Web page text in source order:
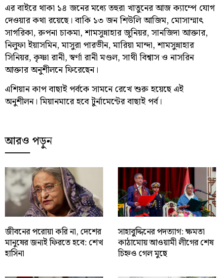
এর বাইরে থাকা ১৪ জনের মধ্যে তহুরা খাতুনের আজ ক্যাম্পে যোগ
দেওয়ার কথা রয়েছে। বাকি ১৩ জন শিউলি আজিম, মোসাম্মাৎ
সাগরিকা, রুপনা চাকমা, শামসুন্নাহার জুনিয়র, সানজিদা আক্তার,
নিলুফা ইয়াসমিন, মাসুরা পারভীন, মারিয়া মান্দা, শামসুন্নাহার
সিনিয়র, কৃষ্ণা রানী, স্বর্ণা রানী মণ্ডল, সাথী বিশ্বাস ও নাসরিন
আক্তার অনুশীলনে ফিরেছেন।
এশিয়ান কাপ বাছাই পর্বকে সামনে রেখে শুরু হয়েছে এই
অনুশীলন। মিয়ানমারে হবে টুর্নামেন্টের বাছাই পর্ব।
আরও পড়ুন
জীবনের পরোয়া করি না, দেশের
মানুষের জন্যই ফিরতে হবে: শেখ
হাসিনা
সাহাবু্দ্দিনের পদত্যাগ: ক্ষমতা
কাঠামোয় আওয়ামী লীগের শেষ
চিহ্নও গেল মুছে